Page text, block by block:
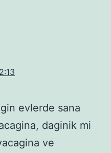
evlerde sana
daginik mi
ve